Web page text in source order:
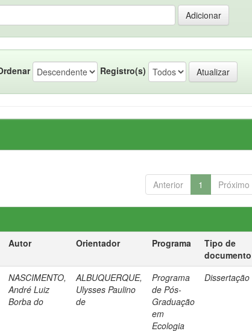
Registro(s)
Anterior 1 Próximo
Autor Orientador Programa
Tipo de
documento
NASCIMENTO,
André Luiz
Borba do
ALBUQUERQUE,
Ulysses Paulino
de
Programa
de Pós-
Graduação
em
Ecologia
Dissertação